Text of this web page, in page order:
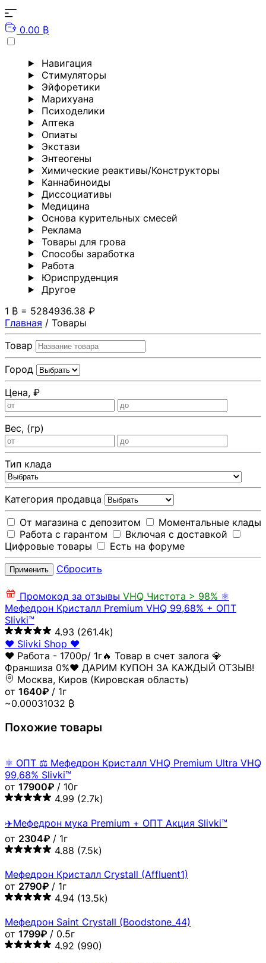
0.00 ₿
Навигация
Стимуляторы
Эйфоретики
Марихуана
Психоделики
Аптека
Опиаты
Экстази
Энтеогены
Химические реактивы/Конструкторы
Каннабиноиды
Диссоциативы
Медицина
Основа курительных смесей
Реклама
Товары для грова
Способы заработка
Работа
Юриспруденция
Другoе
1 ₿ = 5284936.38 ₽
Главная / Товары
Товар
Город
Цена, ₽
Вес, (гр)
Тип клада
Категория продавца
От магазина с депозитом
Моментальные клады
Работа с гарантом
Включая с доставкой
Цифровые товары
Есть на форуме
Применить Сбросить
Промокод за отзывы VHQ Чистота > 98% ⚛️
Мефедрон Кристалл Premium VHQ 99,68% + ОПТ
Slivki™
4.93 (261.4k)
❤️ Slivki Shop ❤️
❤️ Работа - 1700р/ 1г🔥 Товар в счет залога 💎
Франшиза 0%❤️ ДАРИМ КУПОН ЗА КАЖДЫЙ ОТЗЫВ!
Москва, Киров (Кировская область)
от 1640₽ / 1г
~0.00031032 ₿
Похожие товары
⚛️ ОПТ ⚖ Мефедрон Кристалл VHQ Premium Ultra VHQ
99,68% Slivki™
от 17900₽ / 10г
4.99 (2.7k)
✈️Мефедрон мука Premium + ОПТ Акция Slivki™
от 2304₽ / 1г
4.88 (7.5k)
Мефедрон Кристалл Crystall (Affluent1)
от 2790₽ / 1г
4.94 (13.5k)
Мефедрон Saint Crystall (Boodstone_44)
от 1799₽ / 0.5г
4.92 (990)